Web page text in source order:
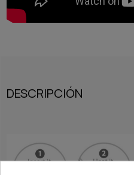
DESCRIPCIÓN